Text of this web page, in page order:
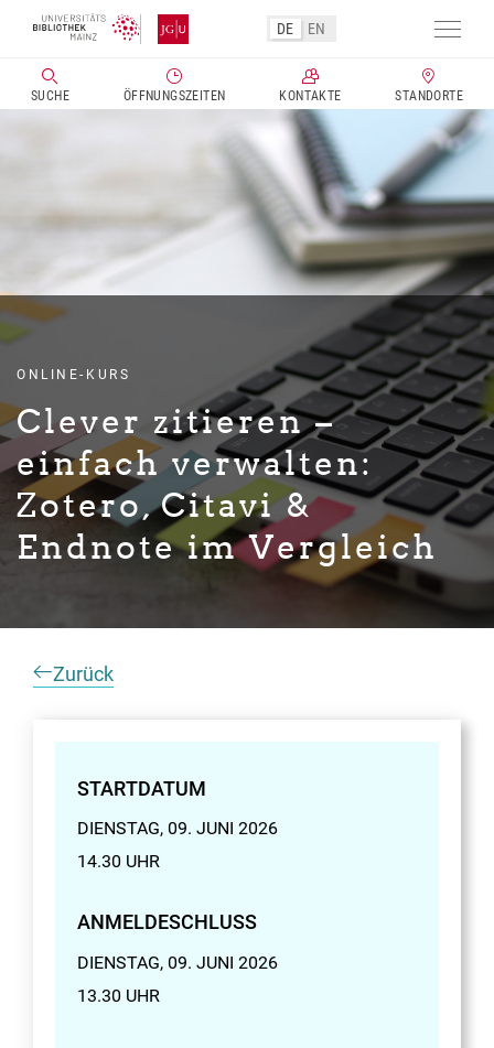
Direkt
SUCHE ÖFFNUNGSZEITEN KONTAKTE STANDORTE
DE EN
ONLINE-KURS
Clever zitieren –
einfach verwalten:
Zotero, Citavi &
Endnote im Vergleich
Zurück
STARTDATUM
DIENSTAG, 09. JUNI 2026
14.30 UHR
ANMELDESCHLUSS
DIENSTAG, 09. JUNI 2026
13.30 UHR